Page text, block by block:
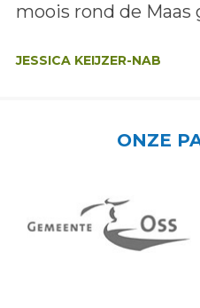
moois rond de Maas
JESSICA KEIJZER-NAB
ONZE